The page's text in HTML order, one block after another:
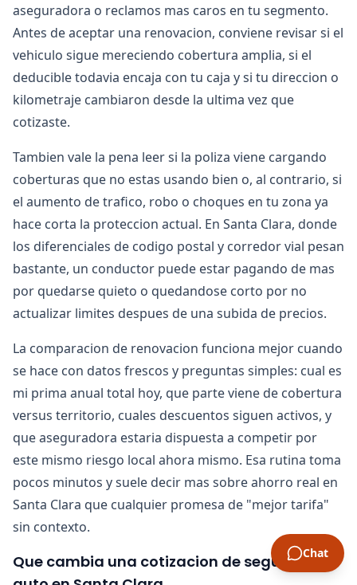
aseguradora o reclamos mas caros en tu segmento.
Antes de aceptar una renovacion, conviene revisar si el
vehiculo sigue mereciendo cobertura amplia, si el
deducible todavia encaja con tu caja y si tu direccion o
kilometraje cambiaron desde la ultima vez que
cotizaste.
Tambien vale la pena leer si la poliza viene cargando
coberturas que no estas usando bien o, al contrario, si
el aumento de trafico, robo o choques en tu zona ya
hace corta la proteccion actual. En Santa Clara, donde
los diferenciales de codigo postal y corredor vial pesan
bastante, un conductor puede estar pagando de mas
por quedarse quieto o quedandose corto por no
actualizar limites despues de una subida de precios.
La comparacion de renovacion funciona mejor cuando
se hace con datos frescos y preguntas simples: cual es
mi prima anual total hoy, que parte viene de cobertura
versus territorio, cuales descuentos siguen activos, y
que aseguradora estaria dispuesta a competir por
este mismo riesgo local ahora mismo. Esa rutina toma
pocos minutos y suele decir mas sobre ahorro real en
Santa Clara que cualquier promesa de "mejor tarifa"
sin contexto.
Que cambia una cotizacion de seguro de
Chat